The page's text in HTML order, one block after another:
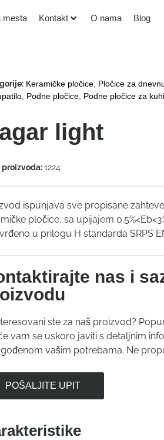
mesta Kontakt O nama Blog
Keramičke pločice Pločice za
Podne pločice Podne pločice za
light
proizvoda:1224
ispunjava sve propisane
pločice, sa upijajem
u prilogu H standarda SRPS
nas i
ste za naš proizvod?
vam se uskoro javiti s detaljnim
vašim potrebama. Ne
POŠALJITE UPIT